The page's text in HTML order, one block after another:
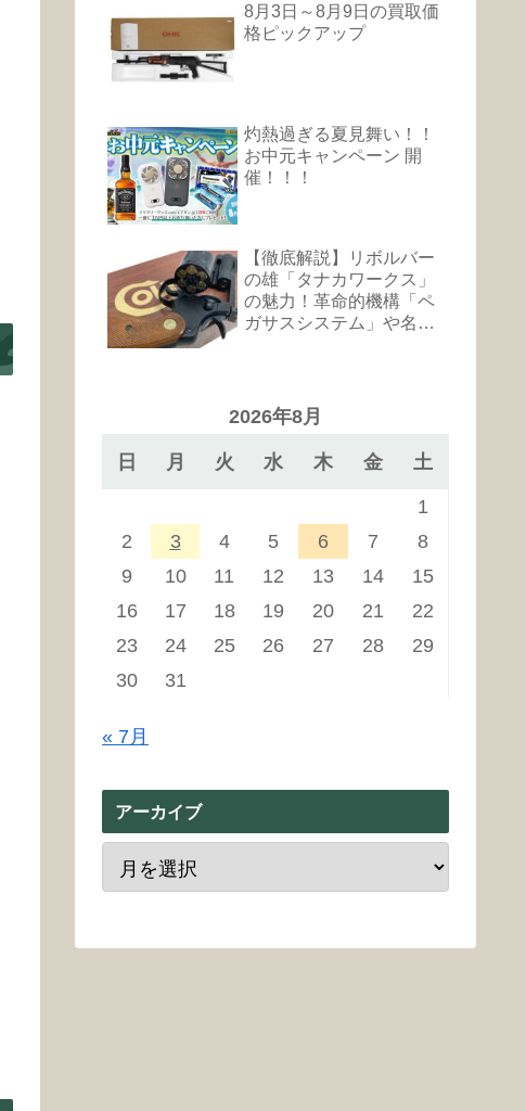
8月3日～8月9日の買取価
格ピックアップ
灼熱過ぎる夏見舞い！！
お中元キャンペーン 開
催！！！
【徹底解説】リボルバー
の雄「タナカワークス」
の魅力！革命的機構「ペ
ガサスシステム」や名銃
2026年8月
日 月 火 水 木 金 土
1
2
3 4 5 6 7
8
9
10 11 12 13 14
15
16
17 18 19 20 21
22
23
24 25 26 27 28
29
30
31
« 7月
アーカイブ